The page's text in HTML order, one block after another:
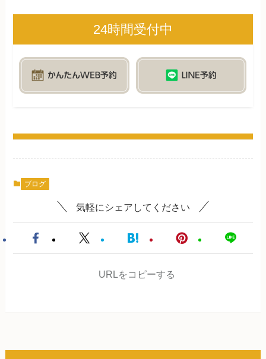
24時間受付中
ブログ
気軽にシェアしてください
URLをコピーする